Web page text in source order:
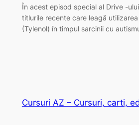
În acest episod special al Drive -
titlurile recente care leagă
(Tylenol) în timpul sarcinii cu
Cursuri AZ – Cursuri, carti,